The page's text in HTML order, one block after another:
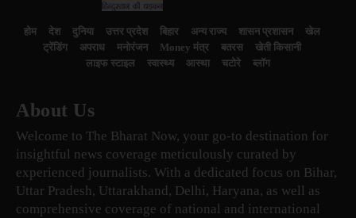
होम देश दुनिया उत्तर प्रदेश बिहार अन्य राज्य शासन प्रशासन
खेल
ट्रेंडिंग
अपराध मनोरंजन Money मंत्र बतरस
खेती किसानी
लाइफ स्टाइल
स्वास्थ्य आस्था चटोरे ब्लॉग
About Us
Welcome to The Bharat Now, your go-to destination for
insightful news coverage meticulously curated by
experienced journalists. With a dedicated focus on Bihar,
Uttar Pradesh, Uttarakhand, Delhi, Haryana, as well as
comprehensive coverage of national and international